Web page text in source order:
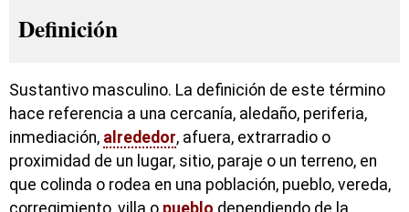
Definición
Sustantivo masculino. La definición de este término
hace referencia a una cercanía, aledaño, periferia,
inmediación, alrededor, afuera, extrarradio o
proximidad de un lugar, sitio, paraje o un terreno, en
que colinda o rodea en una población, pueblo, vereda,